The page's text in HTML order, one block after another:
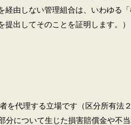
経由しない管理組合は、いわゆる
提出してそのことを証明します。
理する立場です（区分所有法２
分について生じた損害賠償金や不